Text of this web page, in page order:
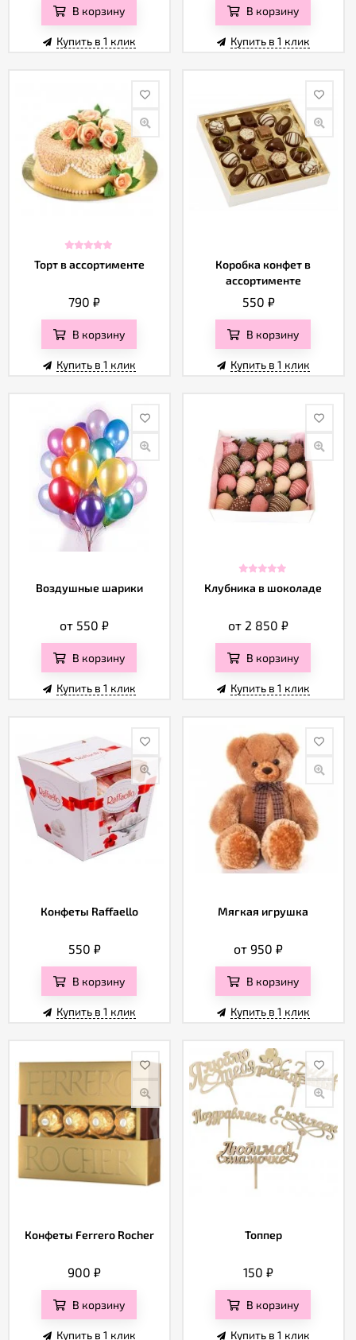
В корзину
Купить в 1 клик
В корзину
Купить в 1 клик
Торт в ассортименте
790₽
В корзину
Купить в 1 клик
Коробка конфет в
ассортименте
550 ₽
В корзину
Купить в 1 клик
Воздушные шарики
от 550₽
В корзину
Купить в 1 клик
Клубника в шоколаде
от 2 850₽
В корзину
Купить в 1 клик
Конфеты Raffaello
550 ₽
В корзину
Купить в 1 клик
Мягкая игрушка
от 950₽
В корзину
Купить в 1 клик
Конфеты Ferrero Rocher
900₽
В корзину
Купить в 1 клик
Топпер
150₽
В корзину
Купить в 1 клик